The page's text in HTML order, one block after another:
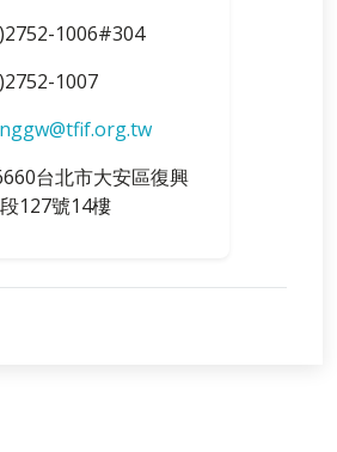
1006#304
1007
台北市大安區復興
127號14樓